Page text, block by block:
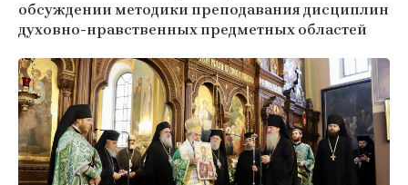
обсуждении методики преподавания дисциплин
духовно-нравственных предметных областей